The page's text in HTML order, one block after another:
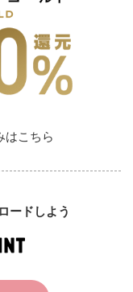
はこちら
ードしよう